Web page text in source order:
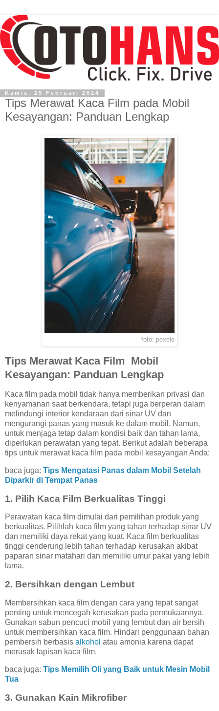
Kamis, 29 Februari 2024
Tips Merawat Kaca Film pada Mobil
Kesayangan: Panduan Lengkap
foto: pexels
Tips Merawat Kaca Film Mobil
Kesayangan: Panduan Lengkap
Kaca film pada mobil tidak hanya memberikan privasi dan
kenyamanan saat berkendara, tetapi juga berperan dalam
melindungi interior kendaraan dari sinar UV dan
mengurangi panas yang masuk ke dalam mobil. Namun,
untuk menjaga tetap dalam kondisi baik dan tahan lama,
diperlukan perawatan yang tepat. Berikut adalah beberapa
tips untuk merawat kaca film pada mobil kesayangan Anda:
baca juga: Tips Mengatasi Panas dalam Mobil Setelah
Diparkir di Tempat Panas
1. Pilih Kaca Film Berkualitas Tinggi
Perawatan kaca film dimulai dari pemilihan produk yang
berkualitas. Pilihlah kaca film yang tahan terhadap sinar UV
dan memiliki daya rekat yang kuat. Kaca film berkualitas
tinggi cenderung lebih tahan terhadap kerusakan akibat
paparan sinar matahari dan memiliki umur pakai yang lebih
lama.
2. Bersihkan dengan Lembut
Membersihkan kaca film dengan cara yang tepat sangat
penting untuk mencegah kerusakan pada permukaannya.
Gunakan sabun pencuci mobil yang lembut dan air bersih
untuk membersihkan kaca film. Hindari penggunaan bahan
pembersih berbasis alkohol atau amonia karena dapat
merusak lapisan kaca film.
baca juga: Tips Memilih Oli yang Baik untuk Mesin Mobil
Tua
3. Gunakan Kain Mikrofiber